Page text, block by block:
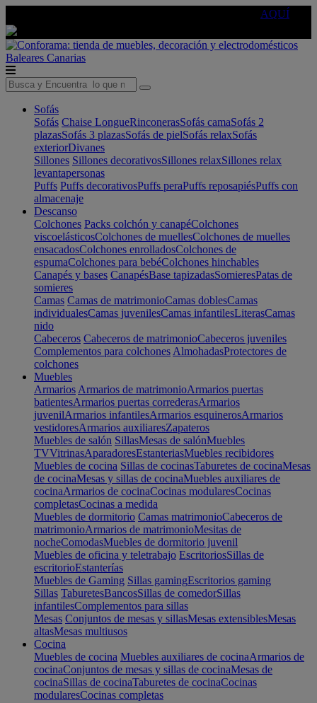
AQUÍ
Baleares Canarias
Sofás
Sofás Chaise LongueRinconerasSofás camaSofás 2
plazasSofás 3 plazasSofás de pielSofás relaxSofás
exteriorDivanes
Sillones Sillones decorativosSillones relaxSillones relax
levantapersonas
Puffs Puffs decorativosPuffs peraPuffs reposapiésPuffs con
almacenaje
Descanso
Colchones Packs colchón y canapéColchones
viscoelásticosColchones de muellesColchones de muelles
ensacadosColchones enrolladosColchones de
espumaColchones para bebéColchones hinchables
Canapés y bases CanapésBase tapizadasSomieresPatas de
somieres
Camas Camas de matrimonioCamas doblesCamas
individualesCamas juvenilesCamas infantilesLiterasCamas
nido
Cabeceros Cabeceros de matrimonioCabeceros juveniles
Complementos para colchones AlmohadasProtectores de
colchones
Muebles
Armarios Armarios de matrimonioArmarios puertas
batientesArmarios puertas correderasArmarios
juvenilArmarios infantilesArmarios esquinerosArmarios
vestidoresArmarios auxiliaresZapateros
Muebles de salón SillasMesas de salónMuebles
TVVitrinasAparadoresEstanteriasMuebles recibidores
Muebles de cocina Sillas de cocinasTaburetes de cocinaMesas
de cocinaMesas y sillas de cocinaMuebles auxiliares de
cocinaArmarios de cocinaCocinas modularesCocinas
completasCocinas a medida
Muebles de dormitorio Camas matrimonioCabeceros de
matrimonioArmarios de matrimonioMesitas de
nocheComodasMuebles de dormitorio juvenil
Muebles de oficina y teletrabajo EscritoriosSillas de
escritorioEstanterías
Muebles de Gaming Sillas gamingEscritorios gaming
Sillas TaburetesBancosSillas de comedorSillas
infantilesComplementos para sillas
Mesas Conjuntos de mesas y sillasMesas extensiblesMesas
altasMesas multiusos
Cocina
Muebles de cocina Muebles auxiliares de cocinaArmarios de
cocinaConjuntos de mesas y sillas de cocinaMesas de
cocinaSillas de cocinaTaburetes de cocinaCocinas
modularesCocinas completas